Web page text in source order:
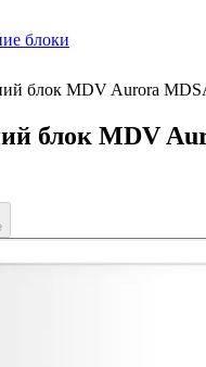
блоки
блок MDV Aurora
блок MDV